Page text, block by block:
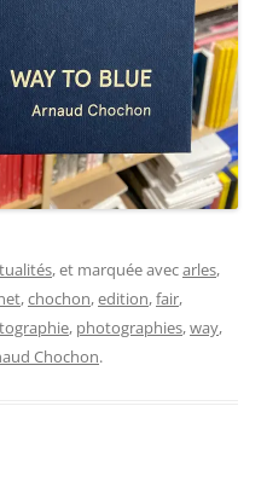
, et marquée avecarles,
,chochon,edition,fair,
, photographies,way,
Chochon.